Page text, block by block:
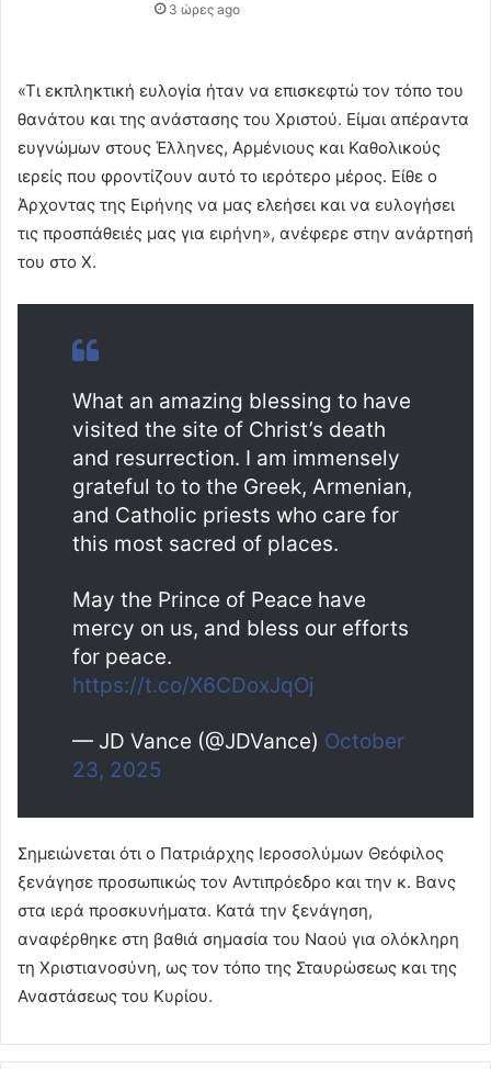
3 ώρες ago
«Τι εκπληκτική ευλογία ήταν να επισκεφτώ τον τόπο του
θανάτου και της ανάστασης του Χριστού. Είμαι απέραντα
ευγνώμων στους Έλληνες, Αρμένιους και Καθολικούς
ιερείς που φροντίζουν αυτό το ιερότερο μέρος. Είθε ο
Άρχοντας της Ειρήνης να μας ελεήσει και να ευλογήσει
τις προσπάθειές μας για ειρήνη», ανέφερε στην ανάρτησή
του στο Χ.
What an amazing blessing to have
visited the site of Christ’s death
and resurrection. I am immensely
grateful to to the Greek, Armenian,
and Catholic priests who care for
this most sacred of places.
May the Prince of Peace have
mercy on us, and bless our efforts
for peace.
https://t.co/X6CDoxJqOj
— JD Vance (@JDVance) October
23, 2025
Σημειώνεται ότι ο Πατριάρχης Ιεροσολύμων Θεόφιλος
ξενάγησε προσωπικώς τον Αντιπρόεδρο και την κ. Βανς
στα ιερά προσκυνήματα. Κατά την ξενάγηση,
αναφέρθηκε στη βαθιά σημασία του Ναού για ολόκληρη
τη Χριστιανοσύνη, ως τον τόπο της Σταυρώσεως και της
Αναστάσεως του Κυρίου.